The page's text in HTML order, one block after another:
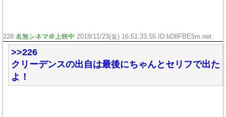
228:名無シネマ＠上映中 2018/11/23(金) 16:51:33.55 ID:bD8FBE5m.net
>>226
クリーデンスの出自は最後にちゃんとセリフで出た
よ！